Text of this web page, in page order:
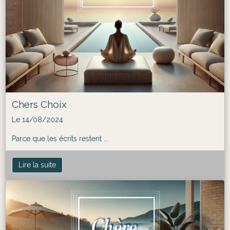
Chers Choix
Le 14/08/2024
Parce que les écrits restent ...
Lire la suite